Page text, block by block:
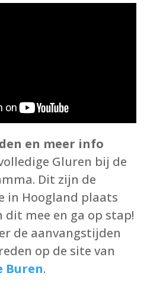
en meer info
Gluren bij de
Dit zijn de
in Hoogland plaats
dit mee en ga op stap!
de aanvangstijden
op de site van
Buren.